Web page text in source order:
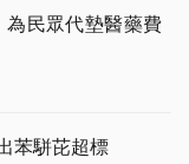
民眾代墊醫藥費
苯駢芘超標